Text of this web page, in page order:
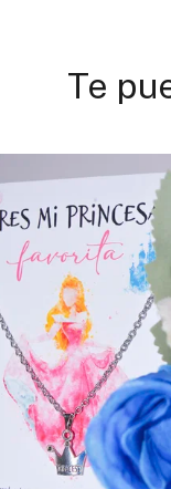
Te